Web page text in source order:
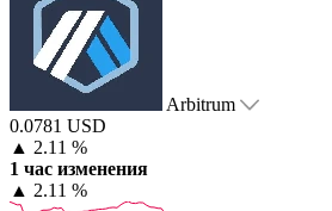
Arbitrum
0.0781 USD
▲ 2.11 %
1 час изменения
▲ 2.11 %